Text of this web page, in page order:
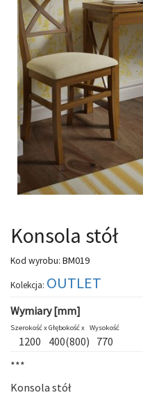
Konsola stół
Kod wyrobu: BM019
Kolekcja: OUTLET
Wymiary [mm]
Szerokość xGłębokość x Wysokość
1200 400(800) 770
***
Konsola stół